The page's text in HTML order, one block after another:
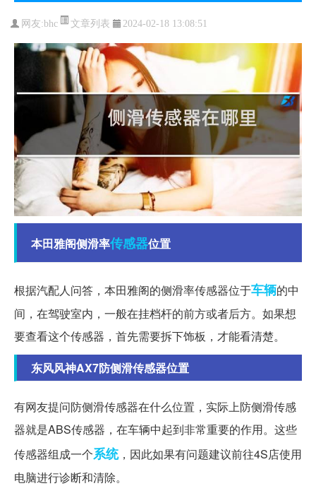
网友:bhc 文章列表 2024-02-18 13:08:51
本田雅阁侧滑率传感器位置
根据汽配人问答，本田雅阁的侧滑率传感器位于车辆的中
间，在驾驶室内，一般在挂档杆的前方或者后方。如果想
要查看这个传感器，首先需要拆下饰板，才能看清楚。
东风风神AX7防侧滑传感器位置
有网友提问防侧滑传感器在什么位置，实际上防侧滑传感
器就是ABS传感器，在车辆中起到非常重要的作用。这些
传感器组成一个系统，因此如果有问题建议前往4S店使用
电脑进行诊断和清除。